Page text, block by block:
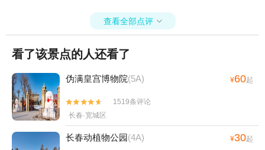
查看全部点评 
看了该景点的人还看了
伪满皇宫博物院(5A) ¥60起


1519条评论
长春·宽城区
长春动植物公园(4A) ¥30起